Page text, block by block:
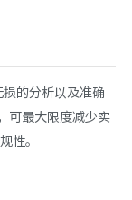
的分析以及准确
可最大限度减少实
性。